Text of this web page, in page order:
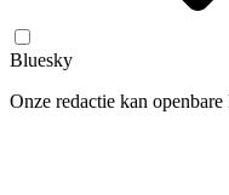
Bluesky
Onze redactie kan